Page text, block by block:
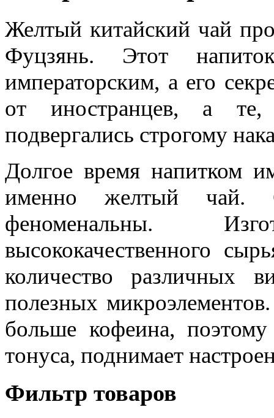
Желтый китайский чай
Фуцзянь. Этот
императорским, а его
от иностранцев, а
подвергались строгому
Долгое время напитком
именно желтый чай.
феноменальны.
высококачественного
количество различных
полезных
больше кофеина,
тонуса, поднимает
Фильтр товаров